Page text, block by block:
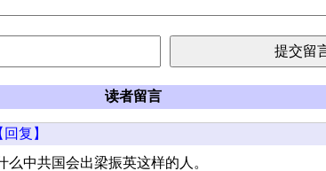
读者留言
回复】
么中共国会出梁振英这样的人。